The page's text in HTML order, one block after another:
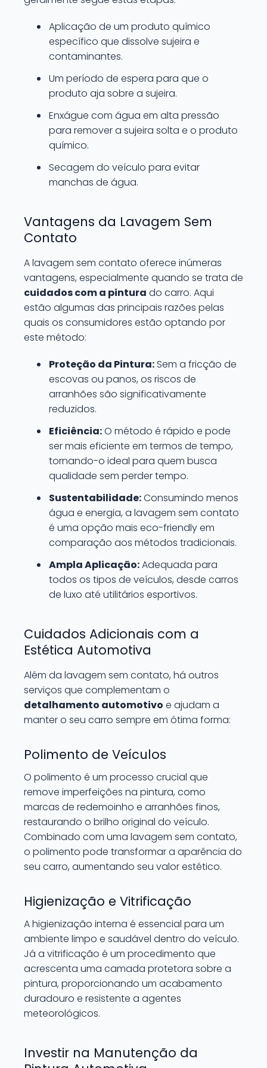
Aplicação de um produto químico
específico que dissolve sujeira e
contaminantes.
Um período de espera para que o
produto aja sobre a sujeira.
Enxágue com água em alta pressão
para remover a sujeira solta e o produto
químico.
Secagem do veículo para evitar
manchas de água.
Vantagens da Lavagem Sem
Contato
A lavagem sem contato oferece inúmeras
vantagens, especialmente quando se trata de
cuidados com a pintura do carro. Aqui
estão algumas das principais razões pelas
quais os consumidores estão optando por
este método:
Proteção da Pintura: Sem a fricção de
escovas ou panos, os riscos de
arranhões são significativamente
reduzidos.
Eficiência:O método é rápido e pode
ser mais eficiente em termos de tempo,
tornando-o ideal para quem busca
qualidade sem perder tempo.
Sustentabilidade:Consumindo menos
água e energia, a lavagem sem contato
é uma opção mais eco-friendly em
comparação aos métodos tradicionais.
Ampla Aplicação:Adequada para
todos os tipos de veículos, desde carros
de luxo até utilitários esportivos.
Cuidados Adicionais com a
Estética Automotiva
Além da lavagem sem contato, há outros
serviços que complementam o
detalhamento automotivo e ajudam a
manter o seu carro sempre em ótima forma:
Polimento de Veículos
O polimento é um processo crucial que
remove imperfeições na pintura, como
marcas de redemoinho e arranhões finos,
restaurando o brilho original do veículo.
Combinado com uma lavagem sem contato,
o polimento pode transformar a aparência do
seu carro, aumentando seu valor estético.
Higienização e Vitrificação
A higienização interna é essencial para um
ambiente limpo e saudável dentro do veículo.
Já a vitrificação é um procedimento que
acrescenta uma camada protetora sobre a
pintura, proporcionando um acabamento
duradouro e resistente a agentes
meteorológicos.
Investir na Manutenção da